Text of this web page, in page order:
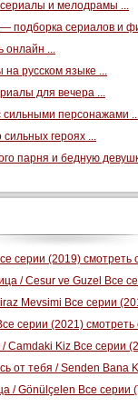
и мелодрамы ...
подборка сериалов и
онлайн ...
на русском языке ...
для вечера ...
сильными персонажами
героях ...
парня и бедную
серии (2019) смотреть
/ Cesur ve Guzel Все
Mevsimi Все серии
серии (2021)
Camdaki Kiz Все серии
от тебя / Senden Bana
/ Gönülçelen Все серии